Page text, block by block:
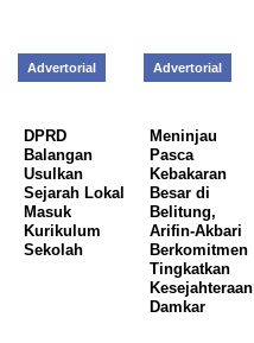
Advertorial
DPRD
Balangan
Usulkan
Sejarah Lokal
Masuk
Kurikulum
Sekolah
Advertorial
Meninjau
Pasca
Kebakaran
Besar di
Belitung,
Arifin-Akbari
Berkomitmen
Tingkatkan
Kesejahteraan
Damkar